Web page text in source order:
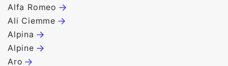
Alfa Romeo
Ali Ciemme
Alpina
Alpine
Aro